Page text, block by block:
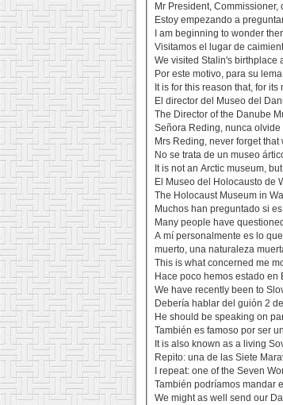
Mr President,
Estoy empezando a
I am beginning to wonder
Visitamos el lugar de
We visited Stalin's birthplace
Por este motivo, para su
It is for this reason that, for
El director del Museo del
The Director of the Danube
Señora Reding, nunca
Mrs Reding, never forget
No se trata de un museo
It is not an Arctic museum,
El Museo del Holocausto de
The Holocaust Museum in
Muchos han preguntado si
Many people have
A mí personalmente es lo
muerto, una naturaleza
This is what concerned me
Hace poco hemos estado
We have recently been to
Debería hablar del guión 2
He should be speaking on
También es famoso por ser
It is also known as a living
Repito: una de las Siete
I repeat: one of the Seven
También podríamos mandar
We might as well send our